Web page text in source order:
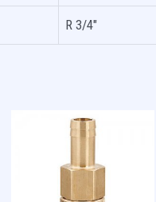
R 3/4″